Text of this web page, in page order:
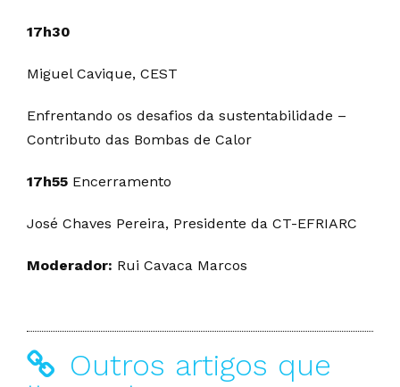
17h30
Miguel Cavique, CEST
Enfrentando os desafios da sustentabilidade –
Contributo das Bombas de Calor
17h55 Encerramento
José Chaves Pereira, Presidente da CT-EFRIARC
Moderador: Rui Cavaca Marcos
Outros artigos que